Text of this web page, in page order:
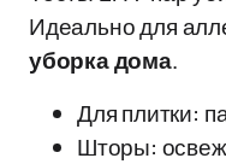
Идеально для
уборка дома.
Для плитки:
Шторы: